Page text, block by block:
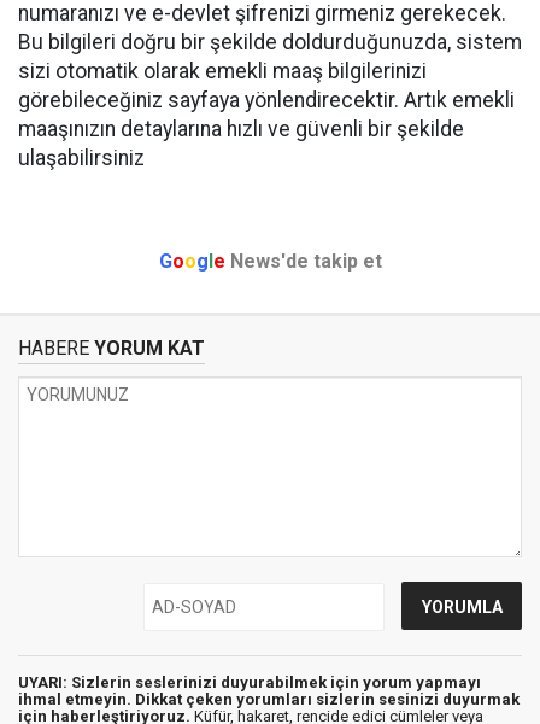
numaranızı ve e-devlet şifrenizi girmeniz gerekecek.
Bu bilgileri doğru bir şekilde doldurduğunuzda, sistem
sizi otomatik olarak emekli maaş bilgilerinizi
görebileceğiniz sayfaya yönlendirecektir. Artık emekli
maaşınızın detaylarına hızlı ve güvenli bir şekilde
ulaşabilirsiniz
Google News'de takip et
HABERE YORUM KAT
UYARI: Sizlerin seslerinizi duyurabilmek için yorum yapmayı
ihmal etmeyin. Dikkat çeken yorumları sizlerin sesinizi duyurmak
için haberleştiriyoruz. Küfür, hakaret, rencide edici cümleler veya